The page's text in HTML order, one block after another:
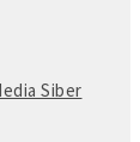
Siber